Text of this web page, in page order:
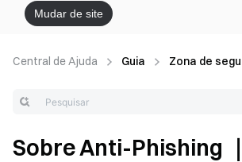
Mudar de site
Central de Ajuda Guia Zona de
Sobre Anti-Phishing